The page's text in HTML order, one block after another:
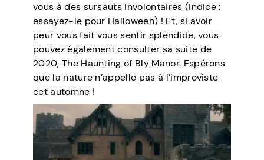
vous à des sursauts involontaires (indice :
essayez-le pour Halloween) ! Et, si avoir
peur vous fait vous sentir splendide, vous
pouvez également consulter sa suite de
2020, The Haunting of Bly Manor. Espérons
que la nature n’appelle pas à l’improviste
cet automne !